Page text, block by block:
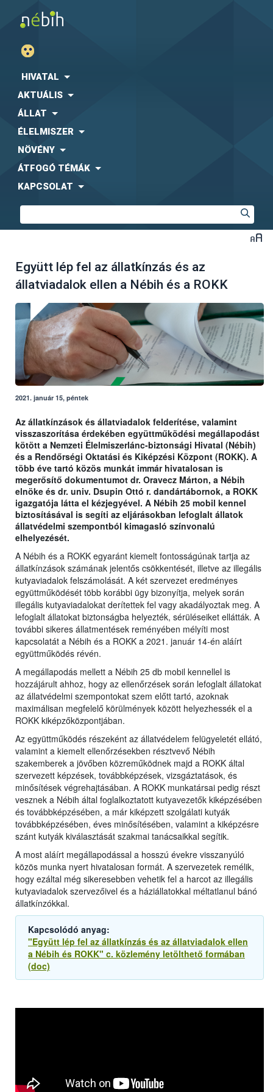
HIVATAL
AKTUÁLIS
ÁLLAT
ÉLELMISZER
NÖVÉNY
ÁTFOGÓ TÉMÁK
KAPCSOLAT
Együtt lép fel az állatkínzás és az
állatviadalok ellen a Nébih és a ROKK
2021. január 15, péntek
Az állatkínzások és állatviadalok felderítése, valamint
visszaszorítása érdekében együttműködési megállapodást
kötött a Nemzeti Élelmiszerlánc-biztonsági Hivatal (Nébih)
és a Rendőrségi Oktatási és Kiképzési Központ (ROKK). A
több éve tartó közös munkát immár hivatalosan is
megerősítő dokumentumot dr. Oravecz Márton, a Nébih
elnöke és dr. univ. Dsupin Ottó r. dandártábornok, a ROKK
igazgatója látta el kézjegyével. A Nébih 25 mobil kennel
biztosításával is segíti az eljárásokban lefoglalt állatok
állatvédelmi szempontból kimagasló színvonalú
elhelyezését.
A Nébih és a ROKK egyaránt kiemelt fontosságúnak tartja az
állatkínzások számának jelentős csökkentését, illetve az illegális
kutyaviadalok felszámolását. A két szervezet eredményes
együttműködését több korábbi ügy bizonyítja, melyek során
illegális kutyaviadalokat derítettek fel vagy akadályoztak meg. A
lefoglalt állatokat biztonságba helyezték, sérüléseiket ellátták. A
további sikeres állatmentések reményében mélyíti most
kapcsolatát a Nébih és a ROKK a 2021. január 14-én aláírt
együttműködés révén.
A megállapodás mellett a Nébih 25 db mobil kennellel is
hozzájárult ahhoz, hogy az ellenőrzések során lefoglalt állatokat
az állatvédelmi szempontokat szem előtt tartó, azoknak
maximálisan megfelelő körülmények között helyezhessék el a
ROKK kiképzőközpontjában.
Az együttműködés részeként az állatvédelem felügyeletét ellátó,
valamint a kiemelt ellenőrzésekben résztvevő Nébih
szakemberek a jövőben közreműködnek majd a ROKK által
szervezett képzések, továbbképzések, vizsgáztatások, és
minősítések végrehajtásában. A ROKK munkatársai pedig részt
vesznek a Nébih által foglalkoztatott kutyavezetők kiképzésében
és továbbképzésében, a már kiképzett szolgálati kutyák
továbbképzésében, éves minősítésében, valamint a kiképzésre
szánt kutyák kiválasztását szakmai tanácsaikkal segítik.
A most aláírt megállapodással a hosszú évekre visszanyúló
közös munka nyert hivatalosan formát. A szervezetek remélik,
hogy ezáltal még sikeresebben vehetik fel a harcot az illegális
kutyaviadalok szervezőivel és a háziállatokkal méltatlanul bánó
állatkínzókkal.
Kapcsolódó anyag:
"Együtt lép fel az állatkínzás és az állatviadalok ellen
a Nébih és ROKK" c. közlemény letölthető formában
(doc)